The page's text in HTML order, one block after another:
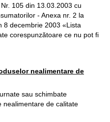
105 din 13.03.2003 cu
- Anexa nr. 2 la
8 decembrie 2003 «Lista
corespunzătoare ce nu pot fi
nealimentare de
sau schimbate
nealimentare de calitate